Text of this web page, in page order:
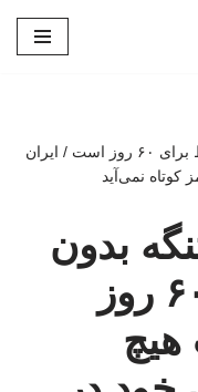
قالیباف: عبور از تنگه بدون هزینه فقط برای ۶۰ روز است / ایران
نمی‌آید
بدون
هزینه فقط برای ۶۰ روز
هیچ